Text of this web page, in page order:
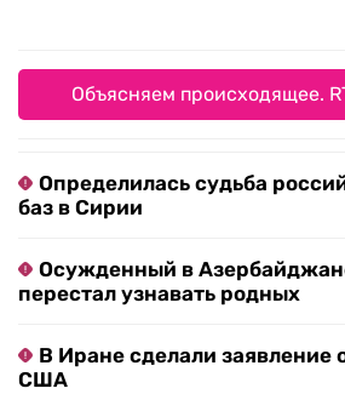
Объясняем происходящее.
Определилась судьба
баз в Сирии
Осужденный в
перестал узнавать родных
В Иране сделали заявление
США